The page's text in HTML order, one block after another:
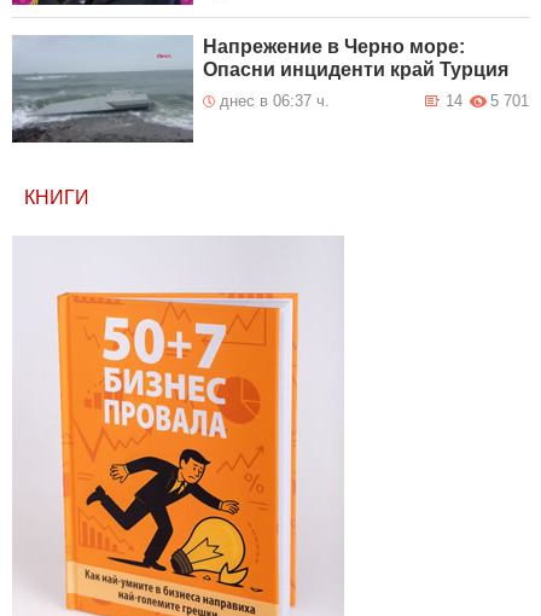
Напрежение в Черно море:
Опасни инциденти край Турция
днес в 06:37 ч. 5 701
14
КНИГИ